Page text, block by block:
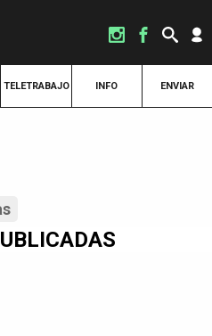
TELETRABAJO INFO ENVIAR